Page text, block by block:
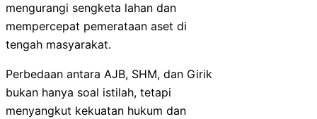
mengurangi sengketa lahan dan
mempercepat pemerataan aset di
tengah masyarakat.
Perbedaan antara AJB, SHM, dan Girik
bukan hanya soal istilah, tetapi
menyangkut kekuatan hukum dan